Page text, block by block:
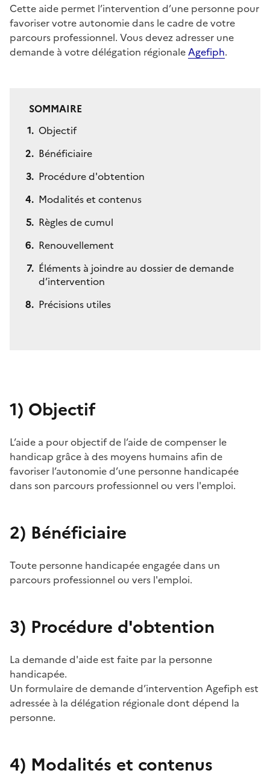
Cette aide permet l’intervention d’une personne pour
favoriser votre autonomie dans le cadre de votre
parcours professionnel. Vous devez adresser une
demande à votre délégation régionaleAgefiph.
SOMMAIRE
Objectif
Bénéficiaire
Procédure d'obtention
Modalités et contenus
Règles de cumul
Renouvellement
Éléments à joindre au dossier de demande
d’intervention
Précisions utiles
1) Objectif
L’aide a pour objectif de l’aide de compenser le
handicap grâce à des moyens humains afin de
favoriser l’autonomie d’une personne handicapée
dans son parcours professionnel ou vers l'emploi.
2) Bénéficiaire
Toute personne handicapée engagée dans un
parcours professionnel ou vers l'emploi.
3) Procédure d'obtention
La demande d'aide est faite par la personne
handicapée.
Un formulaire de demande d’intervention Agefiph est
adressée à la délégation régionale dont dépend la
personne.
4) Modalités et contenus